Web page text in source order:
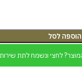
הוספה לסל
לחצי ונשמח לתת שירות